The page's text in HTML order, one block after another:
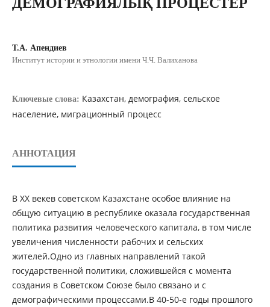
Т.А. Апендиев
Институт истории и этнологии имени Ч.Ч. Валиханова
Ключевые слова: Казахстан, демография, сельское
население, миграционный процесс
АННОТАЦИЯ
В ХХ векев советском Казахстане особое влияние на
общую ситуацию в республике оказала государственная
политика развития человеческого капитала, в том числе
увеличения численности рабочих и сельских
жителей.Одно из главных направлений такой
государственной политики, сложившейся с момента
создания в Советском Союзе было связано и с
демографическими процессами.В 40-50-е годы прошлого